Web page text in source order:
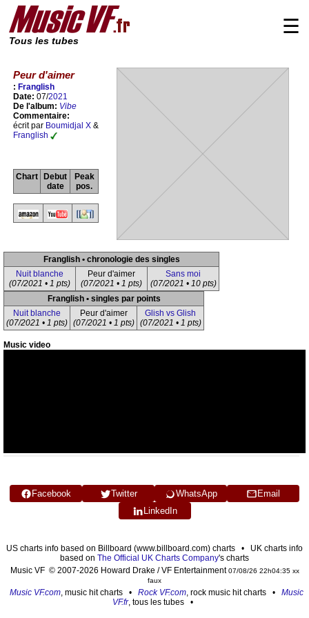
Tous les tubes
☰
Peur d'aimer
: Franglish
Date: 07/2021
De l'album: Vibe
Commentaire:
écrit par Boumidjal X &
Franglish
Chart
Debut
date
Peak
pos.
Franglish • chronologie des singles
Nuit blanche
(07/2021 • 1 pts)
Peur d'aimer
(07/2021 • 1 pts)
Sans moi
(07/2021 • 10 pts)
Franglish • singles par points
Nuit blanche
(07/2021 • 1 pts)
Peur d'aimer
(07/2021 • 1 pts)
Glish vs Glish
(07/2021 • 1 pts)
Music video
Facebook Twitter WhatsApp
Email
LinkedIn
US charts info based on Billboard (www.billboard.com) charts • UK charts info
based on The Official UK Charts Company's charts
Music VF © 2007-2026 Howard Drake / VF Entertainment07/08/26 22h04:35 xx
faux
Music VF.com, music hit charts • Rock VF.com, rock music hit charts • Music
VF.fr, tous les tubes •